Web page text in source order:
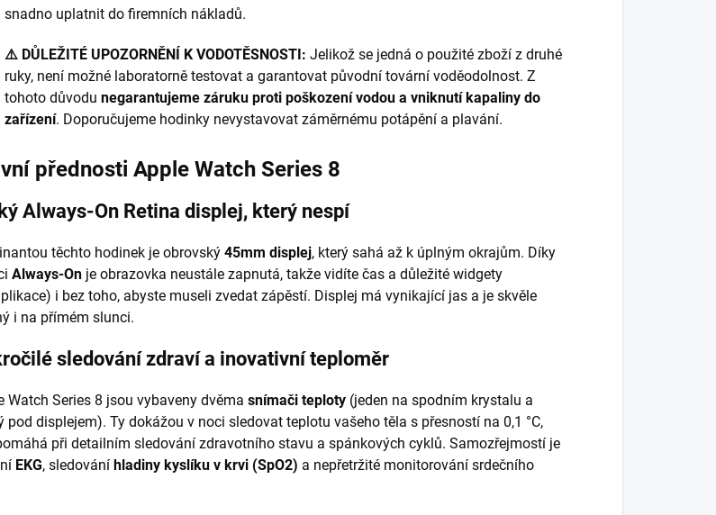
snadno uplatnit do firemních nákladů.
⚠️ DŮLEŽITÉ UPOZORNĚNÍ K VODOTĚSNOSTI: Jelikož se jedná o použité zboží z druhé
ruky, není možné laboratorně testovat a garantovat původní tovární voděodolnost. Z
tohoto důvodu negarantujeme záruku proti poškození vodou a vniknutí kapaliny do
zařízení. Doporučujeme hodinky nevystavovat záměrnému potápění a plavání.
přednosti Apple Watch Series 8
Always-On Retina displej, který nespí
těchto hodinek je obrovský 45mm displej, který sahá až k úplným okrajům. Díky
Always-On je obrazovka neustále zapnutá, takže vidíte čas a důležité widgety
i bez toho, abyste museli zvedat zápěstí. Displej má vynikající jas a je skvěle
i na přímém slunci.
sledování zdraví a inovativní teploměr
Watch Series 8 jsou vybaveny dvěma snímači teploty (jeden na spodním krystalu a
pod displejem). Ty dokážou v noci sledovat teplotu vašeho těla s přesností na 0,1 °C,
při detailním sledování zdravotního stavu a spánkových cyklů. Samozřejmostí je
EKG, sledování hladiny kyslíku v krvi (SpO2) a nepřetržité monitorování srdečního